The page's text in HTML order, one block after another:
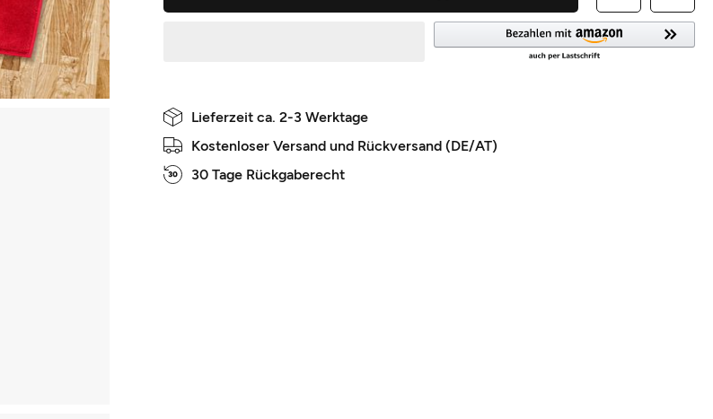
Lieferzeit ca. 2-3 Werktage
Kostenloser Versand und Rückversand (DE/AT)
30 Tage Rückgaberecht